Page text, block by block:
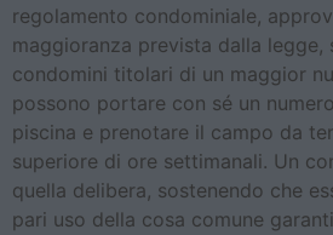
regolamento condominiale,
maggioranza prevista dalla legge,
condomini titolari di un maggior
possono portare con sé un
piscina e prenotare il campo da
superiore di ore settimanali. Un
quella delibera, sostenendo che
pari uso della cosa comune